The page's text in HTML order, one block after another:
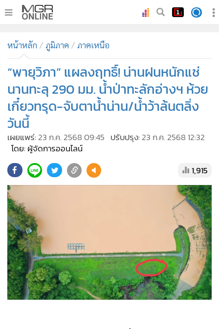
ทันเหตุการณ์
• ภาคใต้
ภูมิภาค
Online Section
• บันเทิง
• ผู้จัดการรายวัน
• คอลัมนิสต์
• CbizReview
• Cyber BIZ
• ผู้จัดกวน
• Good health & Well-being
• Green Innovation & SD
• Management & HR
• MGR Live
• Infographic
• การเมือง
หน้าหลัก ภูมิภาค ภาคเหนือ
“พายุวิภา” แผลงฤทธิ์! น่านฝนหนักแช่
นานทะลุ 290 มม. น้ำป่าทะลักอ่างฯ ห้วย
เกี๋ยวทรุด-จับตาน้ำน่าน/น้ำว้าล้นตลิ่ง
วันนี้
เผยแพร่: 23 ก.ค. 2568 09:45 ปรับปรุง: 23 ก.ค. 2568 12:32
โดย: ผู้จัดการออนไลน์
1,915